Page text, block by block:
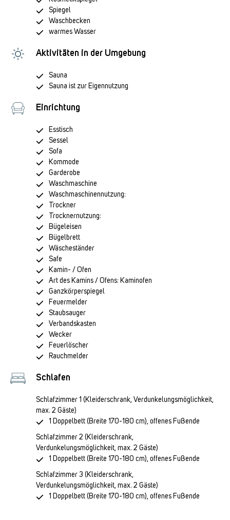
Spiegel
Waschbecken
warmes Wasser
Aktivitäten in der Umgebung
Sauna
Sauna ist zur Eigennutzung
Einrichtung
Esstisch
Sessel
Sofa
Kommode
Garderobe
Waschmaschine
Waschmaschinennutzung:
Trockner
Trocknernutzung:
Bügeleisen
Bügelbrett
Wäscheständer
Safe
Kamin- / Ofen
Art des Kamins / Ofens: Kaminofen
Ganzkörperspiegel
Feuermelder
Staubsauger
Verbandskasten
Wecker
Feuerlöscher
Rauchmelder
Schlafen
Schlafzimmer 1 (Kleiderschrank, Verdunkelungsmöglichkeit,
max. 2 Gäste)
1 Doppelbett (Breite 170-180 cm), offenes Fußende
Schlafzimmer 2 (Kleiderschrank,
Verdunkelungsmöglichkeit, max. 2 Gäste)
1 Doppelbett (Breite 170-180 cm), offenes Fußende
Schlafzimmer 3 (Kleiderschrank,
Verdunkelungsmöglichkeit, max. 2 Gäste)
1 Doppelbett (Breite 170-180 cm), offenes Fußende